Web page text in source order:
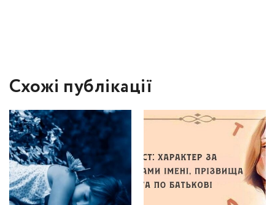
Схожі публікації